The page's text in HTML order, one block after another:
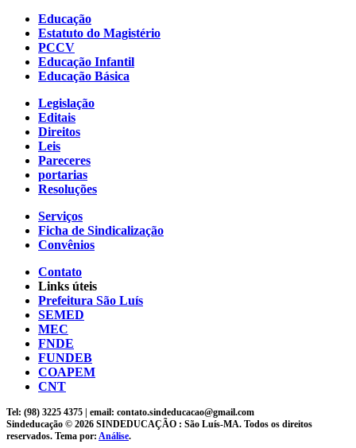
Educação
Estatuto do Magistério
PCCV
Educação Infantil
Educação Básica
Legislação
Editais
Direitos
Leis
Pareceres
portarias
Resoluções
Serviços
Ficha de Sindicalização
Convênios
Contato
Links úteis
Prefeitura São Luís
SEMED
MEC
FNDE
FUNDEB
COAPEM
CNT
Tel: (98) 3225 4375 | email: contato.sindeducacao@gmail.com
Sindeducação © 2026 SINDEDUCAÇÃO : São Luís-MA. Todos os direitos
reservados. Tema por: Análise.